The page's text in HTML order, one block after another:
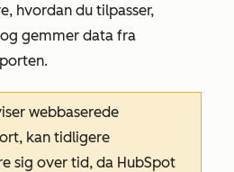
hvordan du tilpasser,
gemmer data fra
webbaserede
kan tidligere
sig over tid, da HubSpot